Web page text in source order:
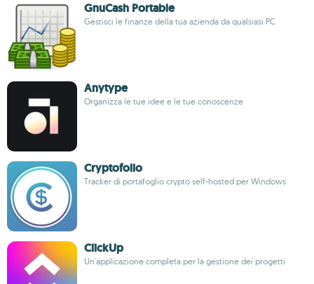
GnuCash Portable
Gestisci le finanze della tua azienda da qualsiasi PC
Anytype
Organizza le tue idee e le tue conoscenze
Cryptofolio
Tracker di portafoglio crypto self-hosted per Windows
ClickUp
Un'applicazione completa per la gestione dei progetti